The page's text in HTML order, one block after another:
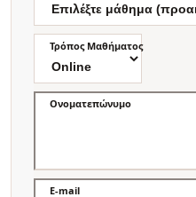
Τρόπος Μαθήματος
Ονοματεπώνυμο
E-mail